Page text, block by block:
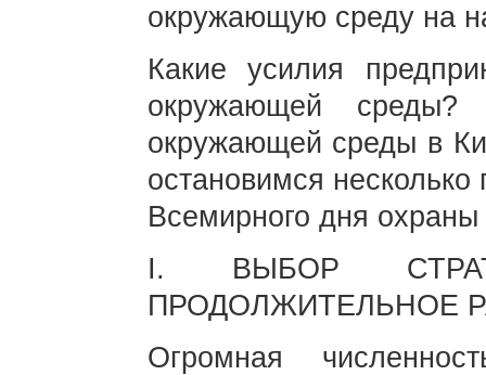
окружающую среду на
Какие усилия
окружающей
окружающей среды в
остановимся
Всемирного дня
I. ВЫБОР
ПРОДОЛЖИТЕЛЬНОЕ
Огромная